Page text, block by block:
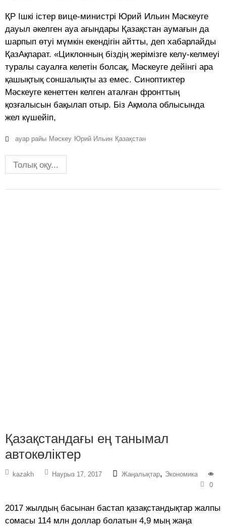
ҚР Ішкі істер вице-министрі Юрий Ильин Мәскеуге
дауыл әкелген ауа ағындары Қазақстан аумағын да
шарпып өтуі мүмкін екендігін айтты, деп хабарлайды
ҚазАқпарат. «Циклонның біздің жерімізге келу-келмеуі
туралы сауалға келетін болсақ, Мәскеуге дейінгі ара
қашықтық соншалықты аз емес. Синоптиктер
Мәскеуге кенеттен келген аталған фронттың
қозғалысын бақылап отыр. Біз Ақмола облысында
жел күшейіп,
ауар райы Мәскеу Юрий Ильин Қазақстан
Толық оқу...
Қазақстандағы ең танымал
автокөліктер
kazakh Наурыз 17, 2017 Жаңалықтар, Экономика
0
2017 жылдың басынан бастап қазақстандықтар жалпы
сомасы 114 млн доллар болатын 4,9 мың жаңа